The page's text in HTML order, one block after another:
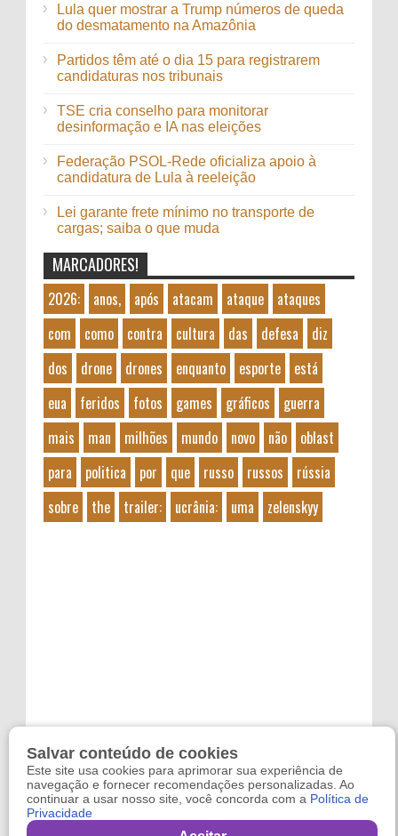
Lula quer mostrar a Trump números de queda
do desmatamento na Amazônia
Partidos têm até o dia 15 para registrarem
candidaturas nos tribunais
TSE cria conselho para monitorar
desinformação e IA nas eleições
Federação PSOL-Rede oficializa apoio à
candidatura de Lula à reeleição
Lei garante frete mínimo no transporte de
cargas; saiba o que muda
MARCADORES!
2026: anos, após atacam ataque
ataques
com
como contra cultura das defesa
diz
dos
drone drones enquanto esporte
está
eua
feridos fotos games gráficos
guerra
mais
man milhões mundo novo não
oblast
para
politica por que russo russos
rússia
sobre
the trailer: ucrânia: uma zelenskyy
Salvar conteúdo de cookies
Este site usa cookies para aprimorar sua experiência de
navegação e fornecer recomendações personalizadas. Ao
continuar a usar nosso site, você concorda com a Política de
Privacidade